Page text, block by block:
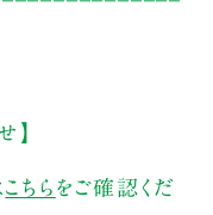
】
こちら をご確認くだ